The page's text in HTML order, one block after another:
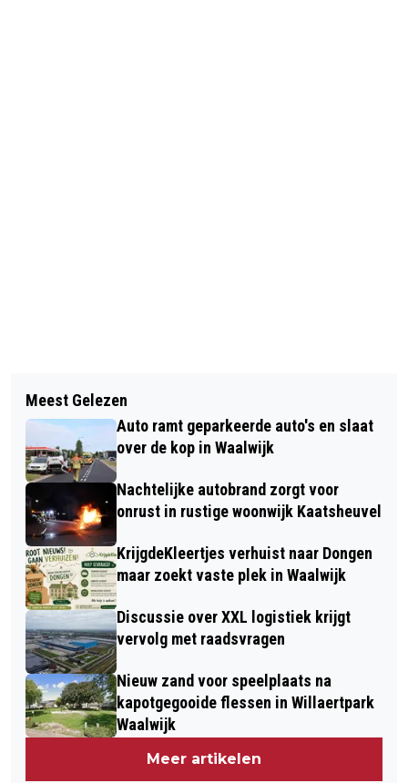
GEMAAID GRAS VAT VLAM IN
WEILAND BIJ SPRANG-CAPELLE
HANNY EN MAARTEN WINNEN DERDE
ZOMERAVOND DRIVE VAN
BRIDGECLUB WAALWIJK
Meest Gelezen
Auto ramt geparkeerde auto's en slaat
over de kop in Waalwijk
Nachtelijke autobrand zorgt voor
onrust in rustige woonwijk Kaatsheuvel
KrijgdeKleertjes verhuist naar Dongen
maar zoekt vaste plek in Waalwijk
Discussie over XXL logistiek krijgt
vervolg met raadsvragen
Nieuw zand voor speelplaats na
kapotgegooide flessen in Willaertpark
Waalwijk
Meer artikelen